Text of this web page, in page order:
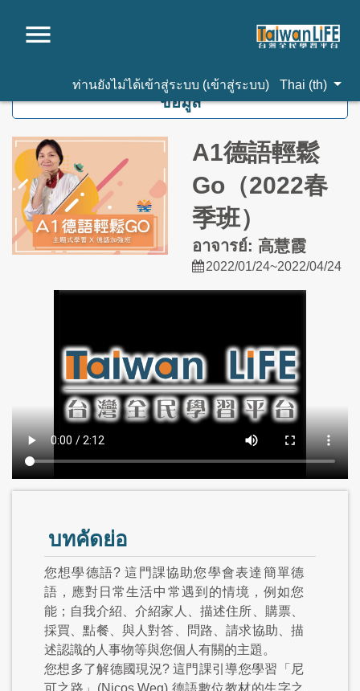
ท่านยังไม่ได้เข้าสู่ระบบ (เข้าสู่ระบบ) Thai ‎(th)‎
ข้อมูล
A1德語輕鬆
Go（2022春
季班）
อาจารย์: 高慧霞
2022/01/24~2022/04/24
บทคัดย่อ
您想學德語? 這門課協助您學會表達簡單德
語，應對日常生活中常遇到的情境，例如您
能；自我介紹、介紹家人、描述住所、購票、
採買、點餐、與人對答、問路、請求協助、描
述認識的人事物等與您個人有關的主題。
您想多了解德國現況? 這門課引導您學習「尼